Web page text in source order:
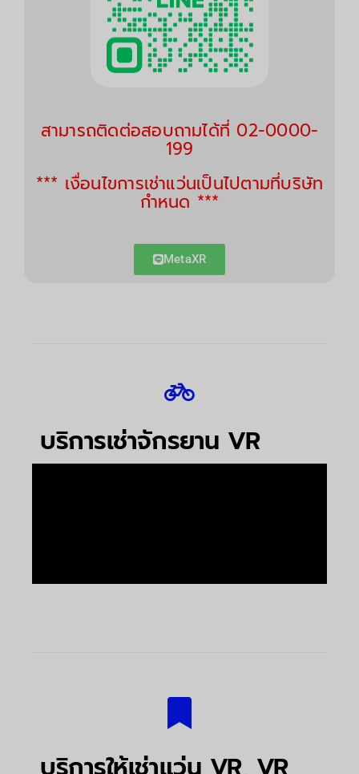
สามารถติดต่อสอบถามได้ที่ 02-0000-
199
*** เงื่อนไขการเช่าแว่นเป็นไปตามที่บริษัท
กำหนด ***
MetaXR
บริการเช่าจักรยาน VR